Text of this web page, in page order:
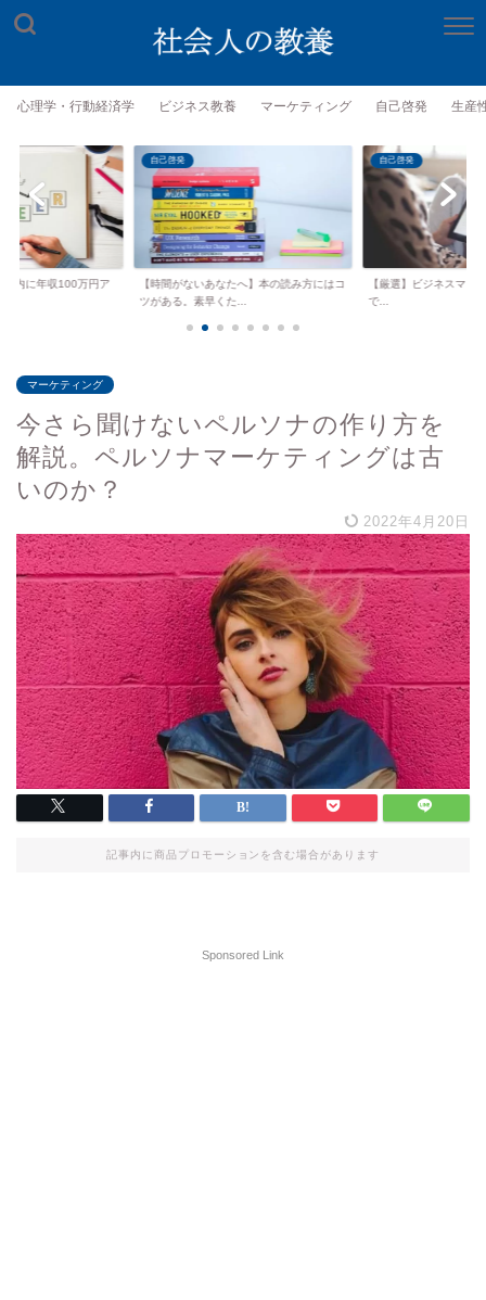
心理学・行動経済学 ビジネス教養 マーケティング 自己啓発 生産
以内に年収100万円ア
自己啓発
【時間がないあなたへ】本の読み方にはコ
ツがある。素早くた...
自己啓発
【厳選】ビジネスマン
で...
マーケティング
今さら聞けないペルソナの作り方を
解説。ペルソナマーケティングは古
いのか？
2022年4月20日
記事内に商品プロモーションを含む場合があります
Sponsored Link